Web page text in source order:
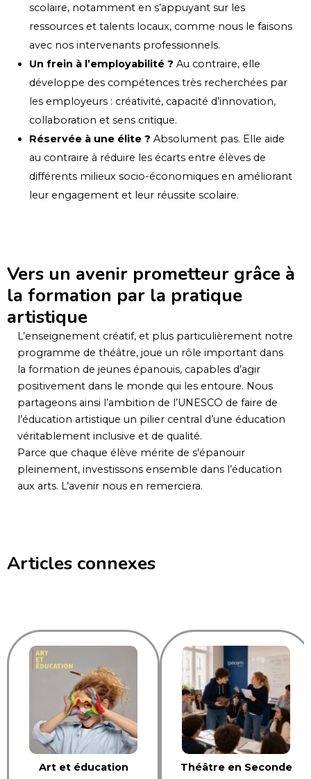
scolaire, notamment en s’appuyant sur les
ressources et talents locaux, comme nous le faisons
avec nos intervenants professionnels.
Un frein à l’employabilité ? Au contraire, elle
développe des compétences très recherchées par
les employeurs : créativité, capacité d’innovation,
collaboration et sens critique.
Réservée à une élite ? Absolument pas. Elle aide
au contraire à réduire les écarts entre élèves de
différents milieux socio-économiques en améliorant
leur engagement et leur réussite scolaire.
Vers un avenir prometteur grâce à
la formation par la pratique
artistique
L’enseignement créatif, et plus particulièrement notre
programme de théâtre, joue un rôle important dans
la formation de jeunes épanouis, capables d’agir
positivement dans le monde qui les entoure. Nous
partageons ainsi l’ambition de l’UNESCO de faire de
l’éducation artistique un pilier central d’une éducation
véritablement inclusive et de qualité.
Parce que chaque élève mérite de s’épanouir
pleinement, investissons ensemble dans l’éducation
aux arts. L’avenir nous en remerciera.
Articles connexes
Art et éducation Théâtre en Seconde